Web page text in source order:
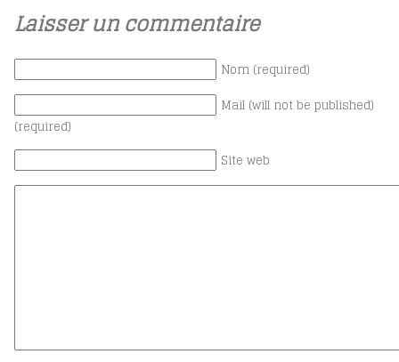
Laisser un commentaire
Nom (required)
Mail (will not be published)
(required)
Site web